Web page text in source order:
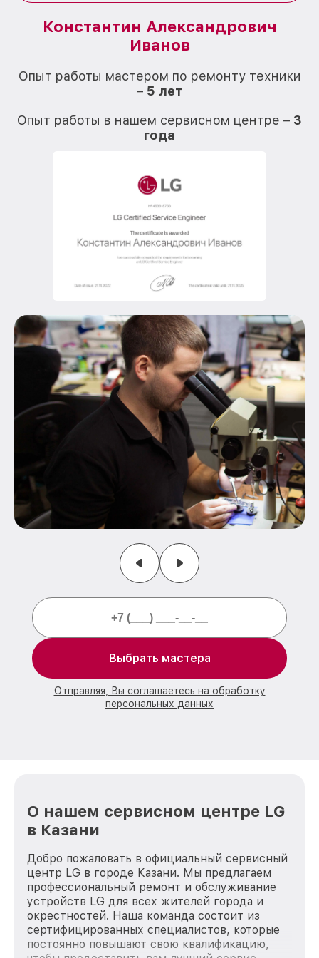
Константин Александрович
Иванов
Опыт работы мастером по ремонту техники
– 5 лет
Опыт работы в нашем сервисном центре – 3
года
Выбрать мастера
Отправляя, Вы соглашаетесь на обработку
персональных данных
О нашем сервисном центре LG
в Казани
Добро пожаловать в официальный сервисный
центр LG в городе Казани. Мы предлагаем
профессиональный ремонт и обслуживание
устройств LG для всех жителей города и
окрестностей. Наша команда состоит из
сертифицированных специалистов, которые
постоянно повышают свою квалификацию,